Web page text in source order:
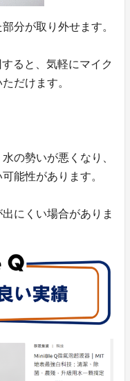
分が取り外せます。
ると、気軽にマイク
だけます。
の勢いが悪くなり、
能性があります。
にくい場合がありま